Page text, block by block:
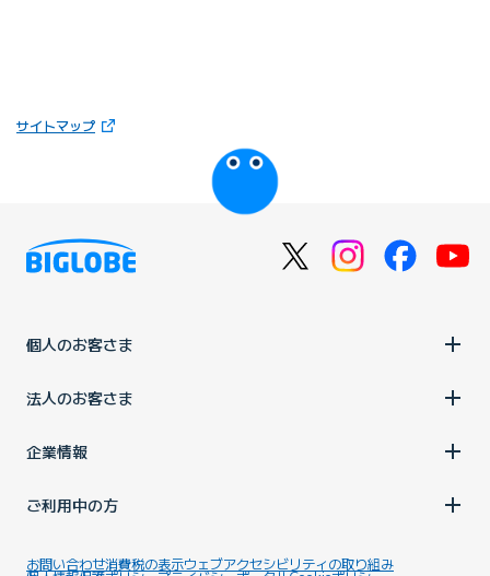
サイトマップ（新しいタブで開きます）
びっぷるのページ
個人のお客さま
法人のお客さま
企業情報
ご利用中の方
お問い合わせ消費税の表示ウェブアクセシビリティの取り組み